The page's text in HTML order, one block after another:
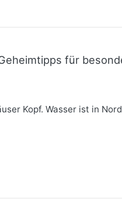
für
Kopf. Wasser ist in